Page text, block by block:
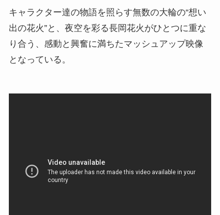
キャラクター達の物語を照らす無数の大輪の“想い
出の花火”と、夜空を彩る長岡花火がひとつに重な
り合う、感動と興奮に満ちたマッシュアップ映像
となっている。